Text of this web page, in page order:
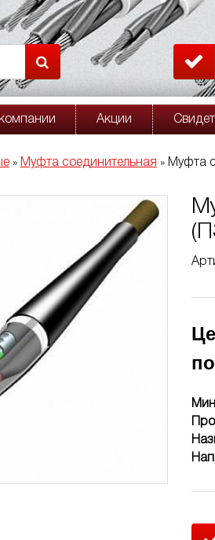
Акции
» Муфта соединительная » Муфта